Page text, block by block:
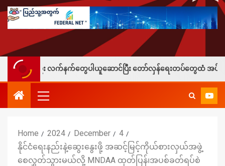
း လက်နက်တွေပါယူဆောင်ပြီး တော်လှန်ရေးတပ်တွေထံ အပ်နှံလို့ သိန်းတစ်ရ
Home 2024 December
4
နိုင်ငံရေးနည်းနဲ့ဆွေးနွေးဖို့ အဆင့်မြင့်ကိုယ်စားလှယ်အဖွဲ့
စေလွှတ်သွားမယ်လို့ MNDAA ထုတ်ပြန်၊အပစ်ခတ်ရပ်စဲ